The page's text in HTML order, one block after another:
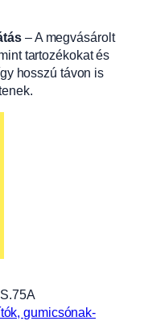
– A megvásárolt
tartozékokat és
hosszú távon is
gumicsónak-